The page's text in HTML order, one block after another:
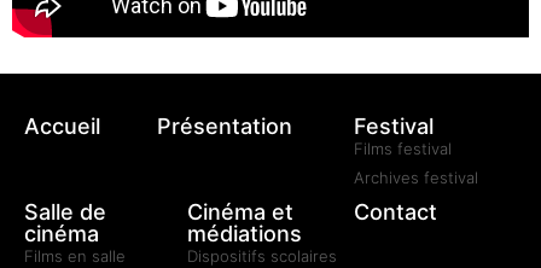
Accueil Présentation Festival
Films festival
Archives festival
Salle de
cinéma
Films en salle
Cinéma et
médiations
Dispositifs scolaires
Contact